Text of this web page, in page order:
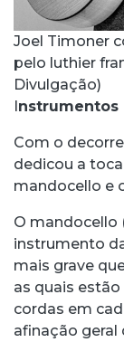
Joel Timoner
pelo luthier
Divulgação)
I
Com o
dedicou a
mandocello e
O mandocello
instrumento
mais grave
as quais
cordas em
afinação geral